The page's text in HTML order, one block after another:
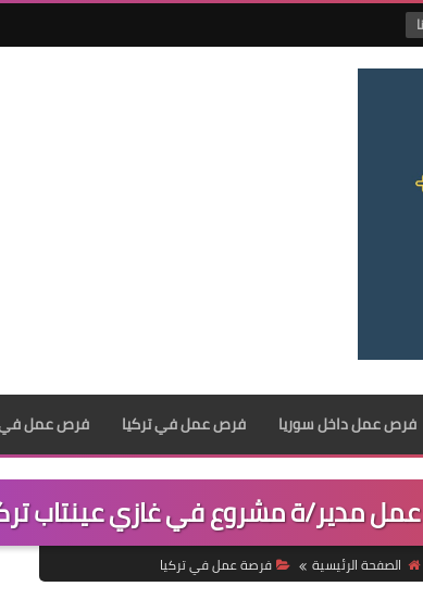
فرص عمل داخل سوريا فرص عمل في تركيا فرص عمل في
مدير/ة مشروع في غازي عينتاب
الصفحة الرئيسية فرصة عمل في تركيا